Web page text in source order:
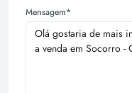
Mensagem*